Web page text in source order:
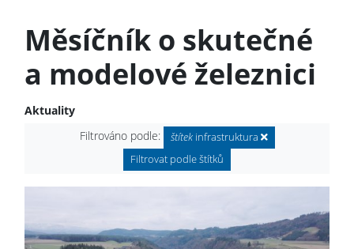
Měsíčník o skutečné
a modelové železnici
Aktuality
Filtrováno podle:
štítekinfrastruktura
Filtrovat podle štítků